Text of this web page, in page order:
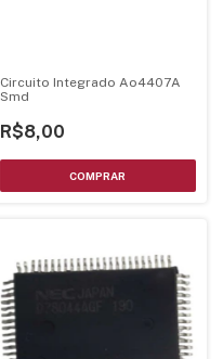
Circuito Integrado Ao4407A
Smd
R$8,00